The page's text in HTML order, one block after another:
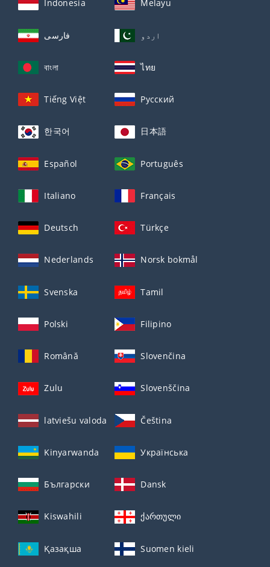
Indonesia Melayu
فارسی اردو
বাংলা ไทย
Tiếng Việt Русский
한국어 日本語
Español Português
Italiano Français
Deutsch Türkçe
Nederlands Norsk bokmål
Svenska Tamil
Polski Filipino
Română Slovenčina
Zulu Slovenščina
latviešu valoda Čeština
Kinyarwanda Українська
Български Dansk
Kiswahili ქართული
Қазақша Suomen kieli